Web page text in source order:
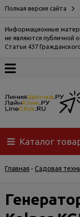
Полная версия сайта
Информационные
не являются публичной
Статьи 437
О
Доставка
Самовывоз
Гарантия
Каталог
Главная - Садовая